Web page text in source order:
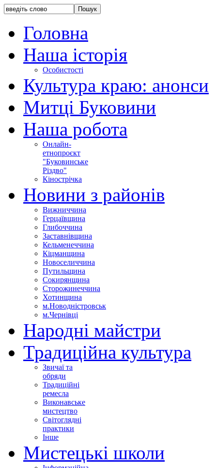
Головна
Наша історія
Особистості
Культура краю: анонси
Митці Буковини
Наша робота
Онлайн-
етнопроєкт
"Буковинське
Різдво"
Кінострічка
Новини з районів
Вижниччина
Герцаївщина
Глибоччина
Заставнівщина
Кельменеччина
Кіцманщина
Новоселиччина
Путильщина
Сокирянщина
Сторожинеччина
Хотинщина
м.Новодністровськ
м.Чернівці
Народні майстри
Традиційна культура
Звичаї та
обряди
Традиційні
ремесла
Виконавське
мистецтво
Світоглядні
практики
Інше
Мистецькі школи